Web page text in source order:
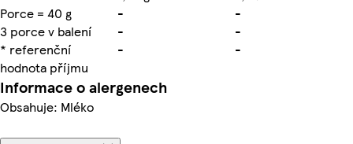
Porce = 40 g
-
-
3 porce v balení
-
-
* referenční
hodnota příjmu
- -
Informace o alergenech
Obsahuje: Mléko